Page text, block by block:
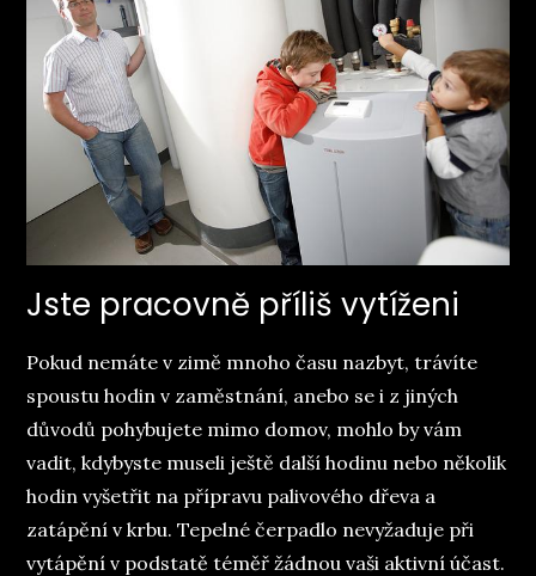
Jste pracovně příliš vytíženi
Pokud nemáte v zimě mnoho času nazbyt, trávíte
spoustu hodin v zaměstnání, anebo se i z jiných
důvodů pohybujete mimo domov, mohlo by vám
vadit, kdybyste museli ještě další hodinu nebo několik
hodin vyšetřit na přípravu palivového dřeva a
zatápění v krbu. Tepelné čerpadlo nevyžaduje při
vytápění v podstatě téměř žádnou vaši aktivní účast.